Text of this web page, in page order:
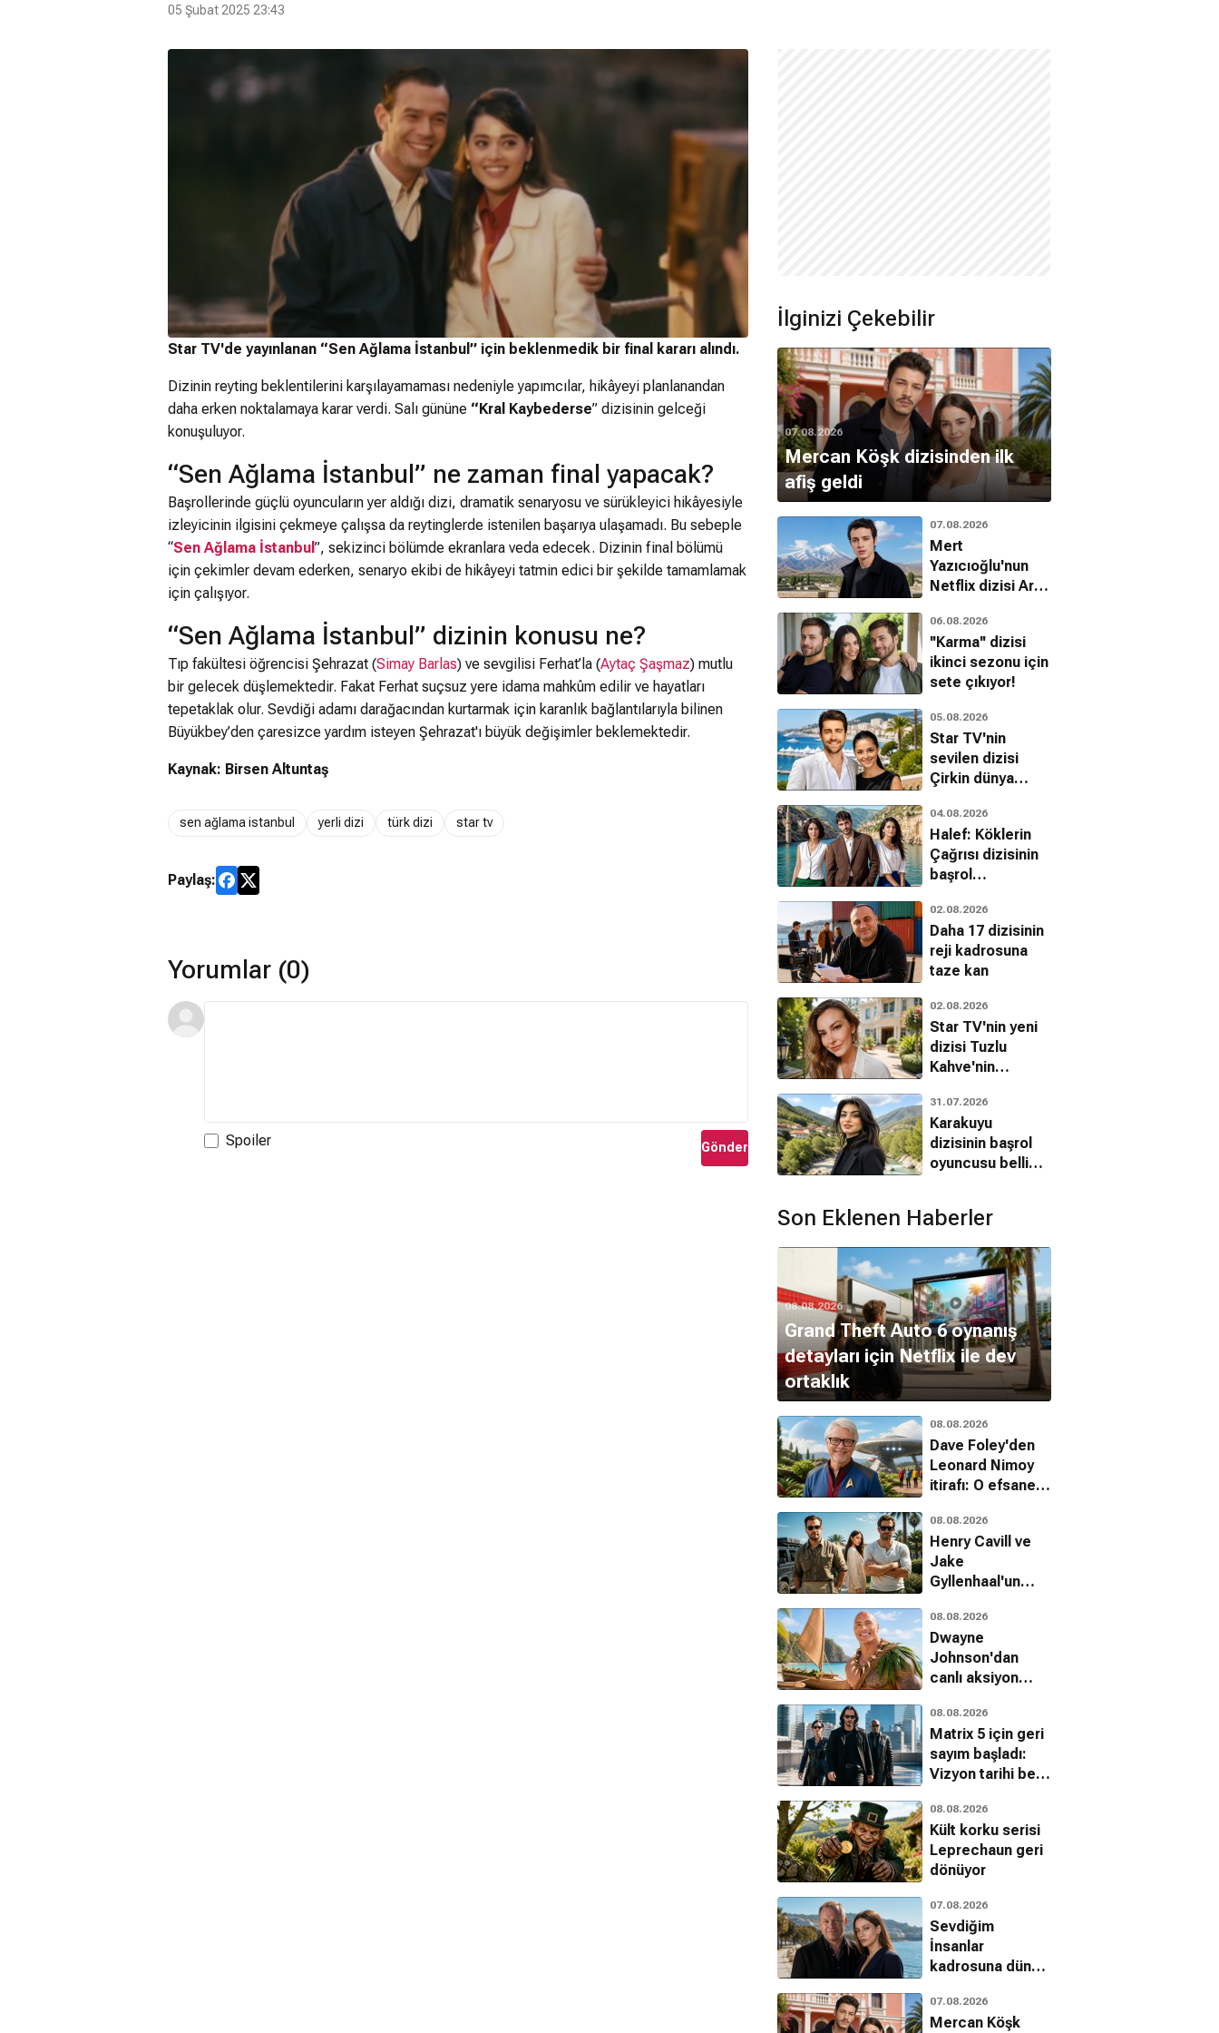
05 Şubat 2025 23:43
Star TV'de yayınlanan “Sen Ağlama İstanbul” için beklenmedik bir final kararı alındı.
Dizinin reyting beklentilerini karşılayamaması nedeniyle yapımcılar, hikâyeyi planlanandan
daha erken noktalamaya karar verdi. Salı gününe “Kral Kaybederse” dizisinin gelceği
konuşuluyor.
“Sen Ağlama İstanbul” ne zaman final yapacak?
Başrollerinde güçlü oyuncuların yer aldığı dizi, dramatik senaryosu ve sürükleyici hikâyesiyle
izleyicinin ilgisini çekmeye çalışsa da reytinglerde istenilen başarıya ulaşamadı. Bu sebeple
“Sen Ağlama İstanbul ”, sekizinci bölümde ekranlara veda edecek. Dizinin final bölümü
için çekimler devam ederken, senaryo ekibi de hikâyeyi tatmin edici bir şekilde tamamlamak
için çalışıyor.
“Sen Ağlama İstanbul” dizinin konusu ne?
Tıp fakültesi öğrencisi Şehrazat (Simay Barlas) ve sevgilisi Ferhat’la (Aytaç Şaşmaz) mutlu
bir gelecek düşlemektedir. Fakat Ferhat suçsuz yere idama mahkûm edilir ve hayatları
tepetaklak olur. Sevdiği adamı darağacından kurtarmak için karanlık bağlantılarıyla bilinen
Büyükbey’den çaresizce yardım isteyen Şehrazat'ı büyük değişimler beklemektedir.
Kaynak: Birsen Altuntaş
sen ağlama istanbul yerli dizi türk dizi star tv
Paylaş:
Yorumlar (0)
Spoiler Gönder
İlginizi Çekebilir
07.08.2026
Mercan Köşk dizisinden ilk
afiş geldi
07.08.2026
Mert
Yazıcıoğlu'nun
Netflix dizisi Aras
gelişme
06.08.2026
''Karma'' dizisi
ikinci sezonu için
sete çıkıyor!
05.08.2026
Star TV'nin
sevilen dizisi
Çirkin dünya
04.08.2026
Halef: Köklerin
Çağrısı dizisinin
başrol
afiş müjdesi
02.08.2026
Daha 17 dizisinin
reji kadrosuna
taze kan
02.08.2026
Star TV'nin yeni
dizisi Tuzlu
Kahve'nin
sürüyor
31.07.2026
Karakuyu
dizisinin başrol
oyuncusu belli
aşamasında
Son Eklenen Haberler
08.08.2026
Grand Theft Auto 6 oynanış
detayları için Netflix ile dev
ortaklık
08.08.2026
Dave Foley'den
Leonard Nimoy
itirafı: O efsanevi
unutamadı
08.08.2026
Henry Cavill ve
Jake
Gyllenhaal'un
olduğu In the
Grey filminin
tarihi açıklandı
08.08.2026
Dwayne
Johnson'dan
canlı aksiyon
eleştirilerine
yanıt
08.08.2026
Matrix 5 için geri
sayım başladı:
Vizyon tarihi belli
08.08.2026
Kült korku serisi
Leprechaun geri
dönüyor
07.08.2026
Sevdiğim
İnsanlar
kadrosuna dünya
Ivanov
07.08.2026
Mercan Köşk